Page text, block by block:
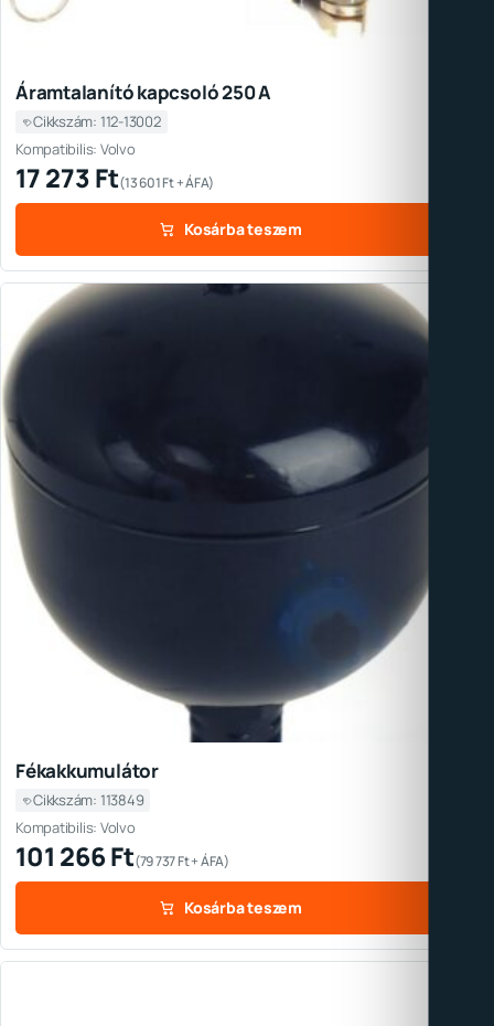
Áramtalanító kapcsoló 250 A
Cikkszám: 112-13002
Kompatibilis: Volvo
17 273Ft(13 601Ft+ ÁFA)
Kosárba teszem
Fékakkumulátor
Cikkszám: 113849
Kompatibilis: Volvo
101 266Ft(79 737Ft+ ÁFA)
Kosárba teszem